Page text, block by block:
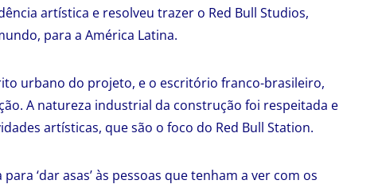
artística e resolveu trazer o Red Bull Studios,
para a América Latina.
urbano do projeto, e o escritório franco-brasileiro,
A natureza industrial da construção foi respeitada e
artísticas, que são o foco do Red Bull Station.
‘dar asas’ às pessoas que tenham a ver com os